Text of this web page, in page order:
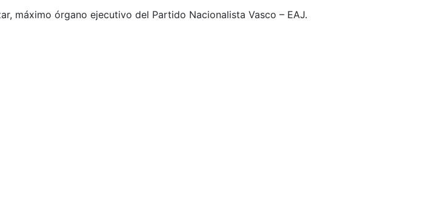
máximo órgano ejecutivo del Partido Nacionalista Vasco – EAJ.